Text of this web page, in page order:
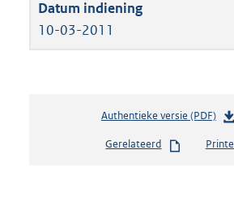
10-03-2011
Authentieke versie (PDF)b
s
Gerelateerd